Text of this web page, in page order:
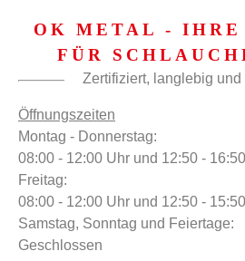
OK METAL - IHRE
FÜR
Zertifiziert, langlebig und
Öffnungszeiten
Montag - Donnerstag:
08:00 - 12:00 Uhr und 12:50 -
Freitag:
08:00 - 12:00 Uhr und 12:50 -
Samstag, Sonntag und Feiertage:
Geschlossen